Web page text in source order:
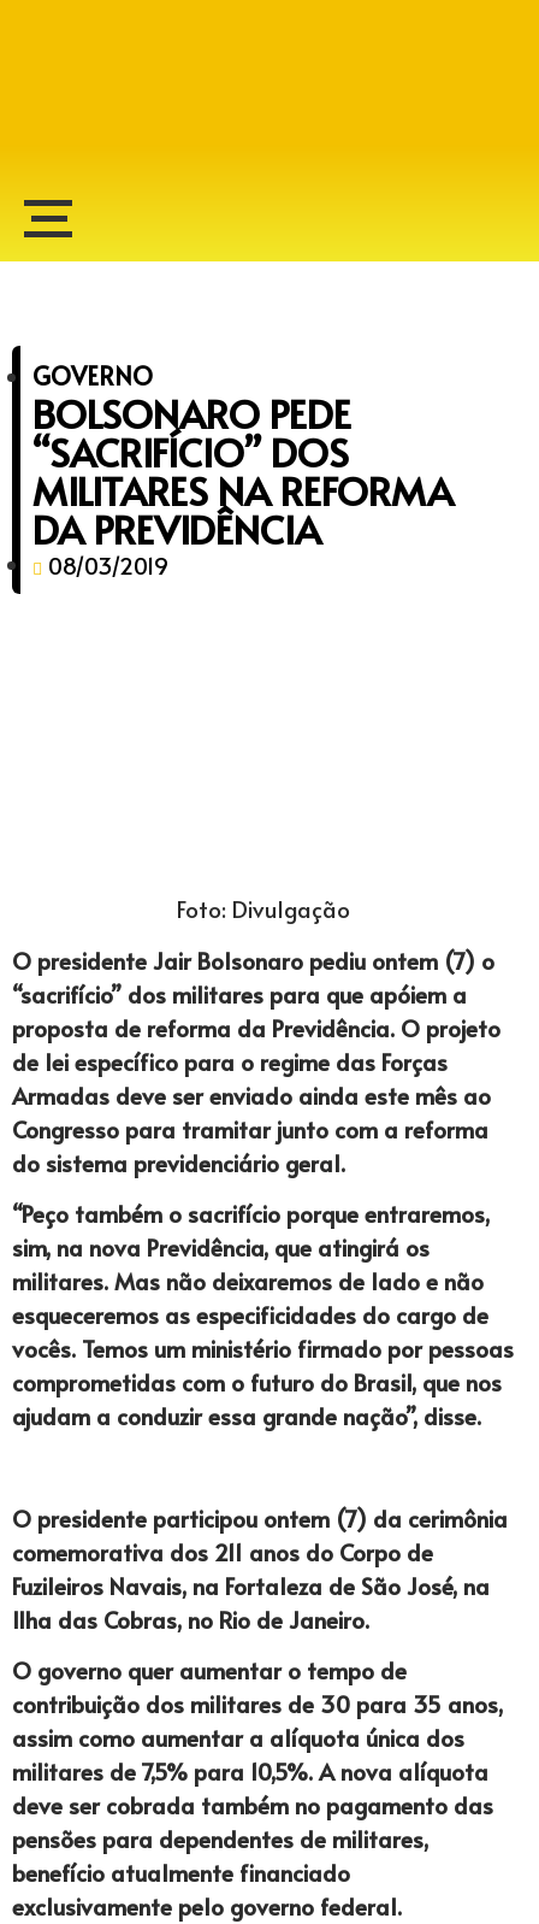
GOVERNO
BOLSONARO PEDE
“SACRIFÍCIO” DOS
MILITARES NA REFORMA
DA PREVIDÊNCIA
08/03/2019
Foto: Divulgação
O presidente Jair Bolsonaro pediu ontem (7) o
“sacrifício” dos militares para que apóiem a
proposta de reforma da Previdência. O projeto
de lei específico para o regime das Forças
Armadas deve ser enviado ainda este mês ao
Congresso para tramitar junto com a reforma
do sistema previdenciário geral.
“Peço também o sacrifício porque entraremos,
sim, na nova Previdência, que atingirá os
militares. Mas não deixaremos de lado e não
esqueceremos as especificidades do cargo de
vocês. Temos um ministério firmado por pessoas
comprometidas com o futuro do Brasil, que nos
ajudam a conduzir essa grande nação”, disse.
O presidente participou ontem (7) da cerimônia
comemorativa dos 211 anos do Corpo de
Fuzileiros Navais, na Fortaleza de São José, na
Ilha das Cobras, no Rio de Janeiro.
O governo quer aumentar o tempo de
contribuição dos militares de 30 para 35 anos,
assim como aumentar a alíquota única dos
militares de 7,5% para 10,5%. A nova alíquota
deve ser cobrada também no pagamento das
pensões para dependentes de militares,
benefício atualmente financiado
exclusivamente pelo governo federal.